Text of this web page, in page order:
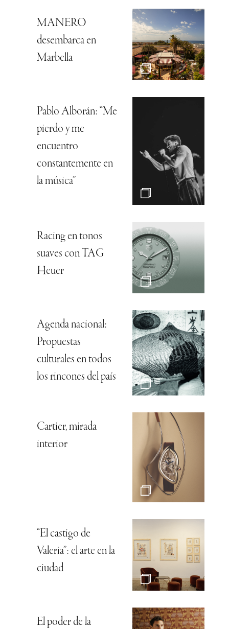
MANERO
desembarca en
Marbella
Pablo Alborán: “Me
pierdo y me
encuentro
constantemente en
la música”
Racing en tonos
suaves con TAG
Heuer
Agenda nacional:
Propuestas
culturales en todos
los rincones del país
Cartier, mirada
interior
“El castigo de
Valeria”: el arte en la
ciudad
El poder de la